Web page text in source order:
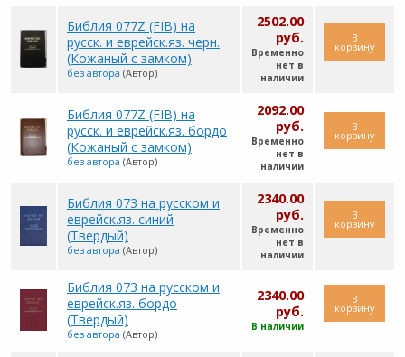
Библия 077Z (FIB) на
русск. и еврейск.яз. черн.
(Кожаный с замком)
без автора (Автор)
2502.00
руб.
Временно
нет в
наличии
В
корзину
Библия 077Z (FIB) на
русск. и еврейск.яз. бордо
(Кожаный с замком)
без автора (Автор)
2092.00
руб.
Временно
нет в
наличии
В
корзину
Библия 073 на русском и
еврейск.яз. синий
(Твердый)
без автора (Автор)
2340.00
руб.
Временно
нет в
наличии
В
корзину
Библия 073 на русском и
еврейск.яз. бордо
(Твердый)
без автора (Автор)
2340.00
руб.
В наличии
В
корзину